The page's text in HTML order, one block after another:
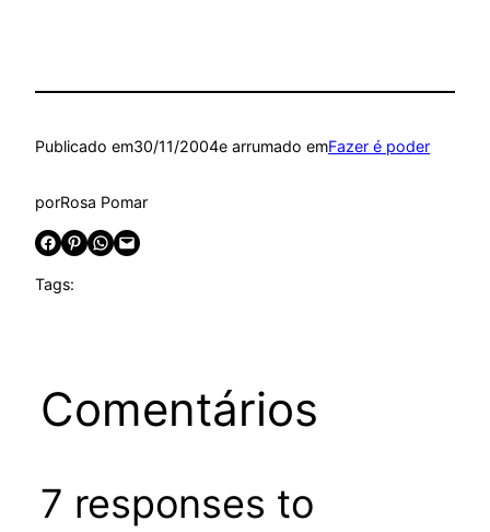
Publicado em30/11/2004e arrumado emFazer é poder
porRosa Pomar
Share on Facebook Share on Pinterest Share on WhatsApp Email this Page
Tags:
Comentários
7 responses to